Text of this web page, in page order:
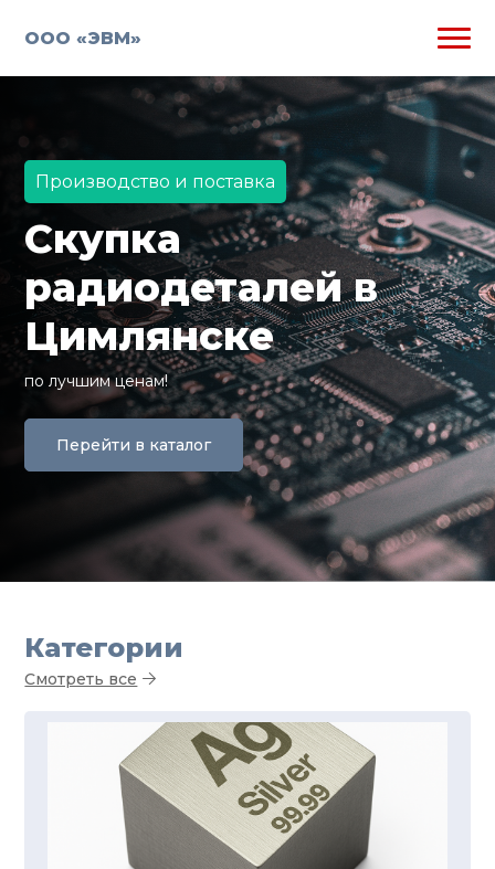
ООО «ЭВМ»
Производство и поставка
Скупка
радиодеталей в
Цимлянске
по лучшим ценам!
Перейти в каталог
Категории
Смотреть все